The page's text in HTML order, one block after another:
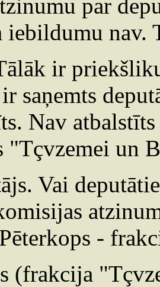
par
iebildumu nav.
ir
saņemts
Nav
"Tçvzemei un
Vai
-
(frakcija